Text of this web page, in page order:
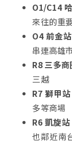
O1/C14
來往的重
O4 前金
串連高雄
R8 三多
三越
R7 獅甲站
多等商場
R6 凱旋站
也鄰近南